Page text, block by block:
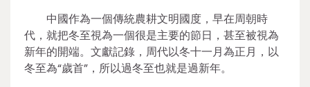
中國作為一個傳統農耕文明國度，早在周朝時
代，就把冬至視為一個很是主要的節日，甚至被視為
新年的開端。文獻記錄，周代以冬十一月為正月，以
冬至為“歲首”，所以過冬至也就是過新年。